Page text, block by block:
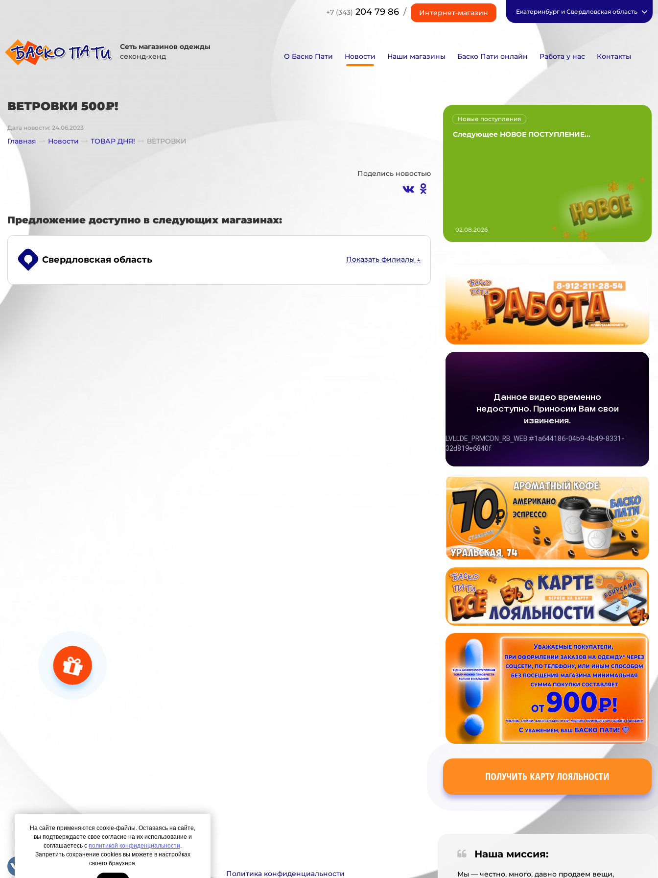
+7 (343) 204 79 86 / Интернет-магазин Екатеринбург и Свердловская область
Сеть магазинов одежды
секонд-хенд
О Баско Пати Новости Наши магазины Баско Пати онлайн Работа у нас Контакты
ВЕТРОВКИ 500₽!
Дата новости: 24.06.2023
Главная Новости ТОВАР ДНЯ! ВЕТРОВКИ
Поделись новостью
Предложение доступно в следующих магазинах:
Свердловская область
Следующее НОВОЕ ПОСТУПЛЕНИЕ...
Новые поступления
02.08.2026
ПОЛУЧИТЬ КАРТУ ЛОЯЛЬНОСТИ
Политика конфиденциальности
Наша миссия:
Мы — честно, много, давно продаем вещи,
На сайте применяются cookie-файлы. Оставаясь на сайте,
вы подтверждаете свое согласие на их использование и
соглашаетесь с политикой конфиденциальности.
Запретить сохранение cookies вы можете в настройках
своего браузера.